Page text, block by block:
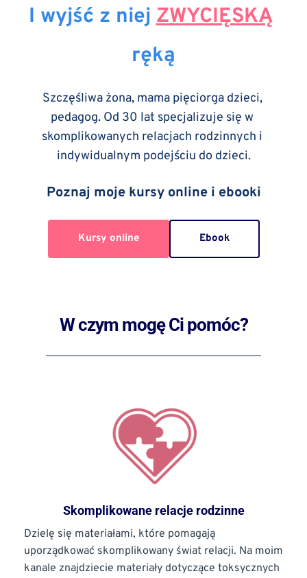
I wyjść z niej ZWYCIĘSKĄ
ręką
Szczęśliwa żona, mama pięciorga dzieci,
pedagog. Od 30 lat specjalizuje się w
skomplikowanych relacjach rodzinnych i
indywidualnym podejściu do dzieci.
Poznaj moje kursy online i ebooki
Kursy online Ebook
W czym mogę Ci pomóc?
Skomplikowane relacje rodzinne
Dzielę się materiałami, które pomagają
uporządkować skomplikowany świat relacji. Na moim
kanale znajdziecie materiały dotyczące toksycznych